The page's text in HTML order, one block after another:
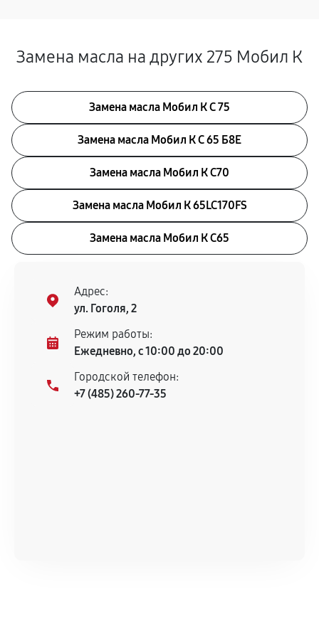
Замена масла на других 275 Мобил К
Замена масла Мобил К С 75
Замена масла Мобил К С 65 Б8Е
Замена масла Мобил К С70
Замена масла Мобил К 65LC170FS
Замена масла Мобил К С65
Адрес:
ул. Гоголя, 2
Режим работы:
Ежедневно, с 10:00 до 20:00
Городской телефон:
+7 (485) 260-77-35